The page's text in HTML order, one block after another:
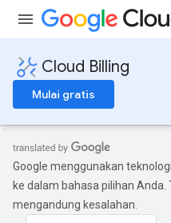
Cloud Billing
Mulai gratis
Google menggunakan
ke dalam bahasa pilihan
mengandung kesalahan.